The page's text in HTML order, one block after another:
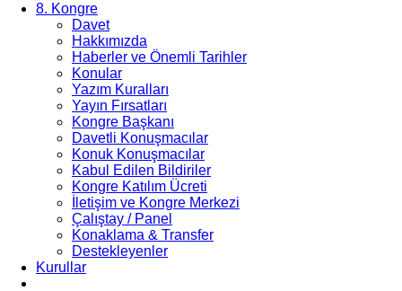
8. Kongre
Davet
Hakkımızda
Haberler ve Önemli Tarihler
Konular
Yazım Kuralları
Yayın Fırsatları
Kongre Başkanı
Davetli Konuşmacılar
Konuk Konuşmacılar
Kabul Edilen Bildiriler
Kongre Katılım Ücreti
İletişim ve Kongre Merkezi
Çalıştay / Panel
Konaklama & Transfer
Destekleyenler
Kurullar